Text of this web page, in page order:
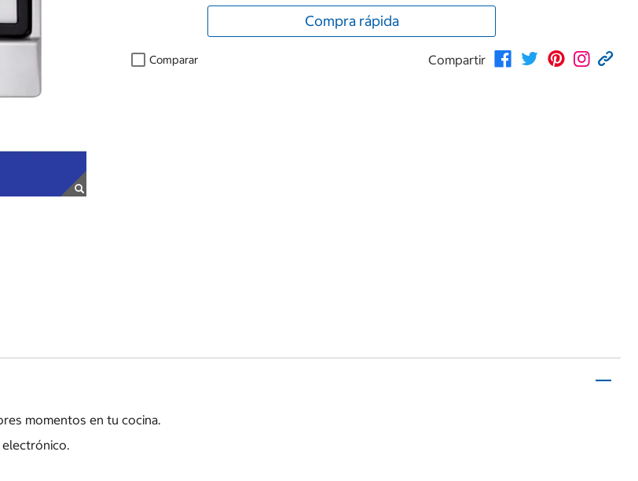
Compra rápida
Comparar Compartir
momentos en tu cocina.